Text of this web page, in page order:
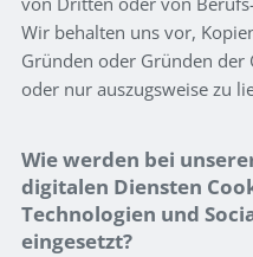
Wir behalten uns vor,
Gründen oder Gründen der
oder nur auszugsweise zu
Wie werden bei
digitalen Diensten
Technologien und
eingesetzt?